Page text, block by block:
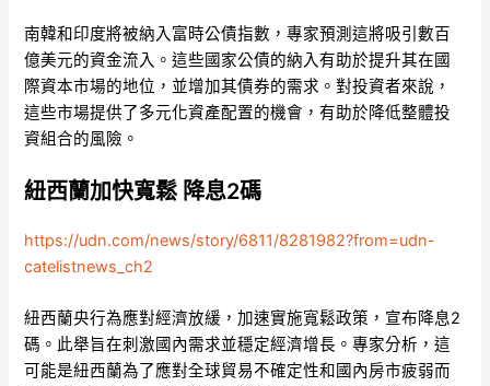
南韓和印度將被納入富時公債指數，專家預測這將吸引數百
億美元的資金流入。這些國家公債的納入有助於提升其在國
際資本市場的地位，並增加其債券的需求。對投資者來說，
這些市場提供了多元化資產配置的機會，有助於降低整體投
資組合的風險。
紐西蘭加快寬鬆 降息2碼
https://udn.com/news/story/6811/8281982?from=udn-
catelistnews_ch2
紐西蘭央行為應對經濟放緩，加速實施寬鬆政策，宣布降息2
碼。此舉旨在刺激國內需求並穩定經濟增長。專家分析，這
可能是紐西蘭為了應對全球貿易不確定性和國內房市疲弱而